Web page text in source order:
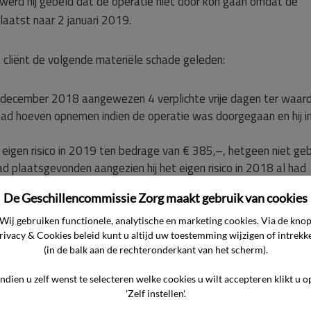
naar 2 januari 2019.
de volgende materiële schade geleden:
2018 aangewezen 4 verplichte vrije dagen ter
hoeven opnemen indien de operatie was doorgegaan en hij
risico in 2019 ten bedrage van € 385,–, hetgeen niet
plaatsgevonden aangezien hij het eigen risico in 2018 al had
de verplaatsing van de operatie pas vanaf
tijd de trein of taxi diende te nemen om bij fysieke afspraken
de verplaatsing noodzakelijk werd, aangezien de cliënt op 11
De Geschillencommissie Zorg maakt gebruik van cookies
Wij gebruiken functionele, analytische en marketing cookies. Via de knop
& Cookies beleid kunt u altijd uw toestemming wijzigen of
(in de balk aan de rechteronderkant van het scherm).
u zelf wenst te selecteren welke cookies u wilt accepteren klikt u
'Zelf instellen'.